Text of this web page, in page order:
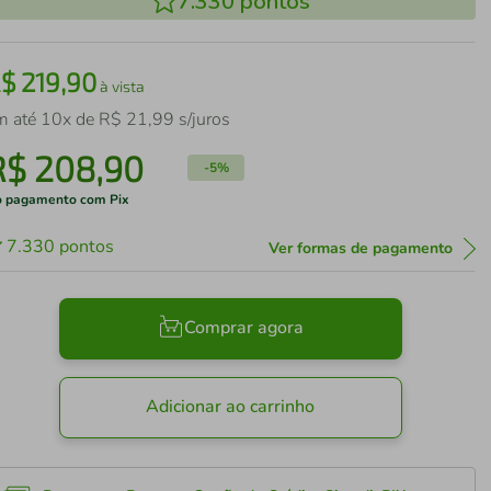
219,90à vista
até 10x de R$ 21,99 s/juros
208,90 -5%
pagamento com Pix
7.330 pontos Ver formas de pagamento
Comprar agora
Adicionar ao carrinho